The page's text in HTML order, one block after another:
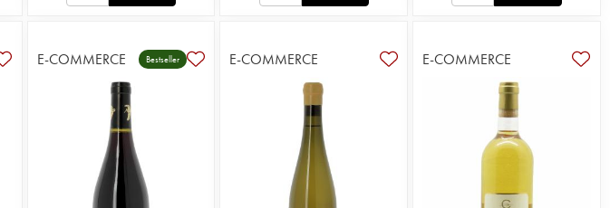
E-COMMERCE Bestseller E-COMMERCE E-COMMERCE